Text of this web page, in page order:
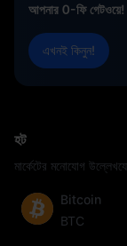
আপনার 0-ফি গেটওয়ে!
এখনই কিনুন!
হট
মার্কেটের মনোযোগ
Bitcoin
BTC